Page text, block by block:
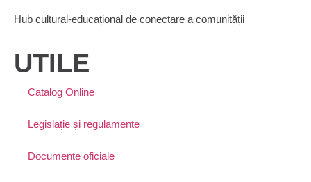
Hub cultural-educațional de conectare a comunității
UTILE
Catalog Online
Legislație și regulamente
Documente oficiale